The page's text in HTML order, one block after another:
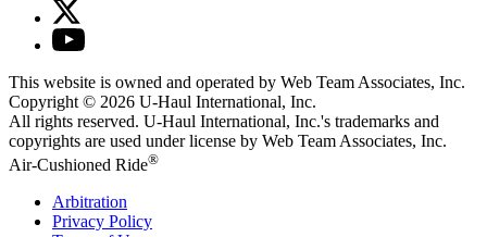
This website is owned and operated by Web Team Associates, Inc.
Copyright © 2026 U-Haul International, Inc.
All rights reserved. U-Haul International, Inc.'s trademarks and
copyrights are used under license by Web Team Associates, Inc.
Air-Cushioned Ride®
Arbitration
Privacy Policy